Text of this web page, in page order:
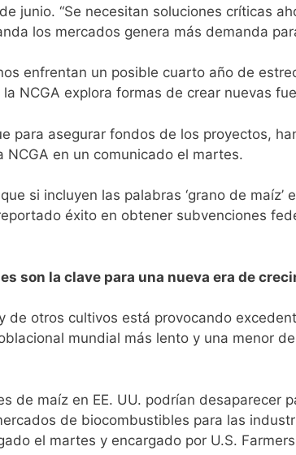
junio. “Se necesitan soluciones críticas
los mercados genera más demanda
enfrentan un posible cuarto año de
NCGA explora formas de crear nuevas
para asegurar fondos de los proyectos,
en un comunicado el martes.
si incluyen las palabras ‘grano de
éxito en obtener subvenciones
son la clave para una nueva era de
de otros cultivos está provocando
mundial más lento y una menor
de maíz en EE. UU. podrían desaparecer
de biocombustibles para las
el martes y encargado por U.S.